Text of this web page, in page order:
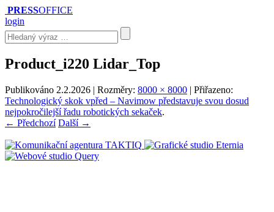
PRESSOFFICE
login
Product_i220 Lidar_Top
Publikováno 2.2.2026 | Rozměry: 8000 × 8000 | Přiřazeno:
Technologický skok vpřed – Navimow představuje svou dosud
nejpokročilejší řadu robotických sekaček.
← Předchozí Další →